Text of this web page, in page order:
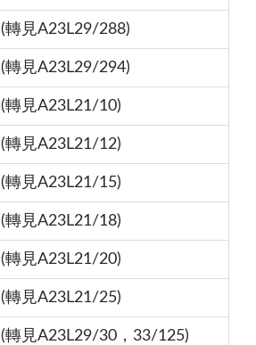
(轉見A23L29/288)
(轉見A23L29/294)
(轉見A23L21/10)
(轉見A23L21/12)
(轉見A23L21/15)
(轉見A23L21/18)
(轉見A23L21/20)
(轉見A23L21/25)
(轉見A23L29/30，33/125)